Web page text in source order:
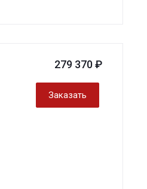
279 370 ₽
Заказать